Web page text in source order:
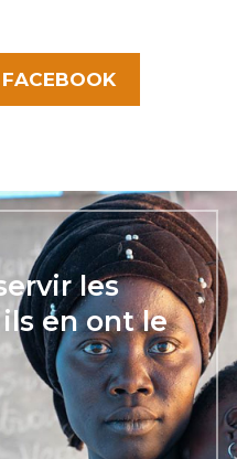
les
en ont le